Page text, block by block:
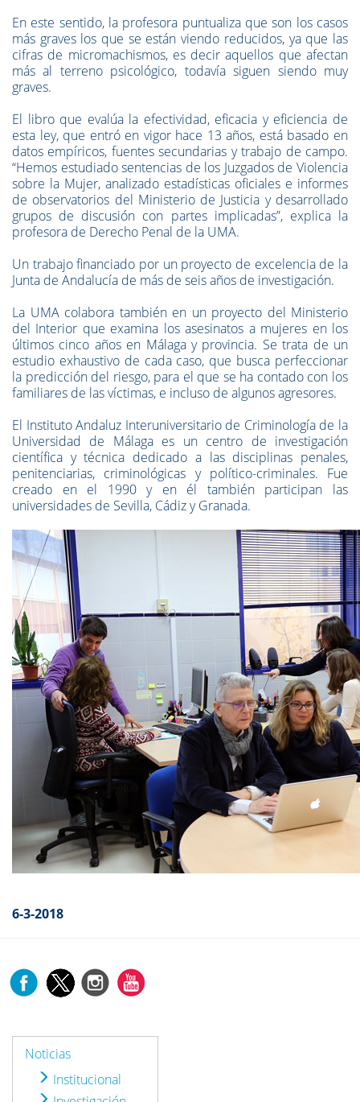
En este sentido, la profesora puntualiza que son los casos
más graves los que se están viendo reducidos, ya que las
cifras de micromachismos, es decir aquellos que afectan
más al terreno psicológico, todavía siguen siendo muy
graves.
El libro que evalúa la efectividad, eficacia y eficiencia de
esta ley, que entró en vigor hace 13 años, está basado en
datos empíricos, fuentes secundarias y trabajo de campo.
“Hemos estudiado sentencias de los Juzgados de Violencia
sobre la Mujer, analizado estadísticas oficiales e informes
de observatorios del Ministerio de Justicia y desarrollado
grupos de discusión con partes implicadas”, explica la
profesora de Derecho Penal de la UMA.
Un trabajo financiado por un proyecto de excelencia de la
Junta de Andalucía de más de seis años de investigación.
La UMA colabora también en un proyecto del Ministerio
del Interior que examina los asesinatos a mujeres en los
últimos cinco años en Málaga y provincia. Se trata de un
estudio exhaustivo de cada caso, que busca perfeccionar
la predicción del riesgo, para el que se ha contado con los
familiares de las víctimas, e incluso de algunos agresores.
El Instituto Andaluz Interuniversitario de Criminología de la
Universidad de Málaga es un centro de investigación
científica y técnica dedicado a las disciplinas penales,
penitenciarias, criminológicas y político-criminales. Fue
creado en el 1990 y en él también participan las
universidades de Sevilla, Cádiz y Granada.
6-3-2018
Noticias
Institucional